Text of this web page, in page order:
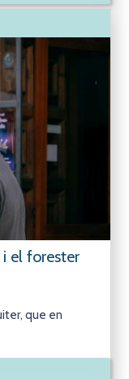
el forester
que en